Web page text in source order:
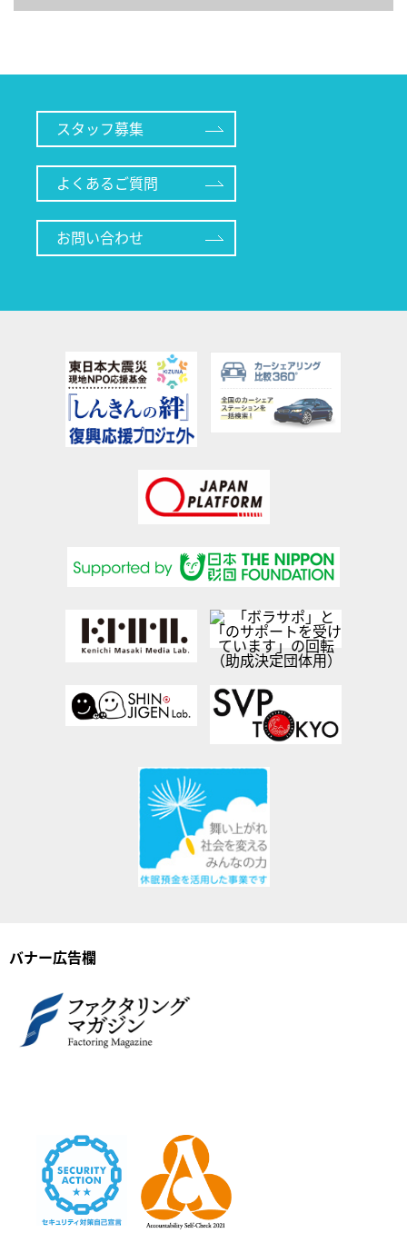
索
スタッフ募集
よくあるご質問
お問い合わせ
バナー広告欄